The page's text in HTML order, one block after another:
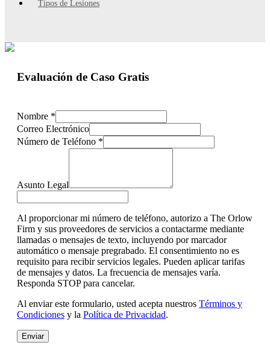
Tipos de Lesiones
Evaluación de Caso Gratis
Nombre *
Correo Electrónico
Número de Teléfono *
Asunto Legal
Al proporcionar mi número de teléfono, autorizo a The Orlow
Firm y sus proveedores de servicios a contactarme mediante
llamadas o mensajes de texto, incluyendo por marcador
automático o mensaje pregrabado. El consentimiento no es
requisito para recibir servicios legales. Pueden aplicar tarifas
de mensajes y datos. La frecuencia de mensajes varía.
Responda STOP para cancelar.
Al enviar este formulario, usted acepta nuestros Términos y
Condiciones y la Política de Privacidad.
Enviar